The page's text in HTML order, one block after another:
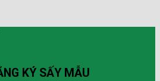
KÝ SẤY MẪU